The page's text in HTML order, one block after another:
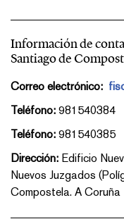
Información de
Santiago de
Correo electrónico:
Teléfono: 981540384
Teléfono: 981540385
Dirección: Edificio
Nuevos Juzgados
Compostela. A Coruña